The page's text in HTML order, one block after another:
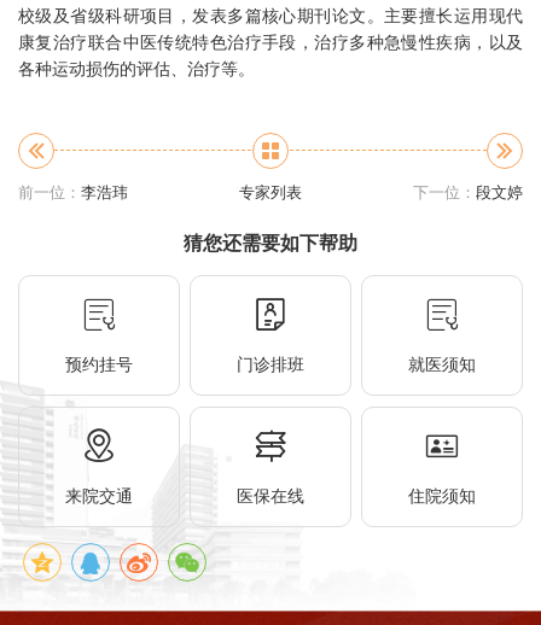
校级及省级科研项目，发表多篇核心期刊论文。主要擅长运用现代
康复治疗联合中医传统特色治疗手段，治疗多种急慢性疾病，以及
各种运动损伤的评估、治疗等。
前一位： 李浩玮 专家列表 下一位： 段文婷
猜您还需要如下帮助
预约挂号 门诊排班 就医须知
来院交通 医保在线 住院须知